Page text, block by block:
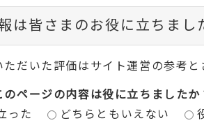
は皆さまのお役に立ちまし
だいた評価はサイト運営の参考と
ページの内容は役に立ちましたか
った
どちらともいえない